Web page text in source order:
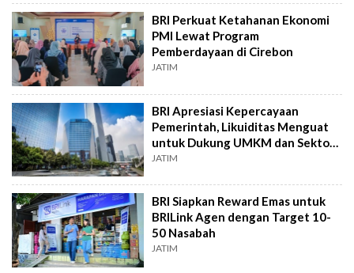
BRI Perkuat Ketahanan Ekonomi
PMI Lewat Program
Pemberdayaan di Cirebon
JATIM
BRI Apresiasi Kepercayaan
Pemerintah, Likuiditas Menguat
untuk Dukung UMKM dan Sektor
Riil
JATIM
BRI Siapkan Reward Emas untuk
BRILink Agen dengan Target 10-
50 Nasabah
JATIM